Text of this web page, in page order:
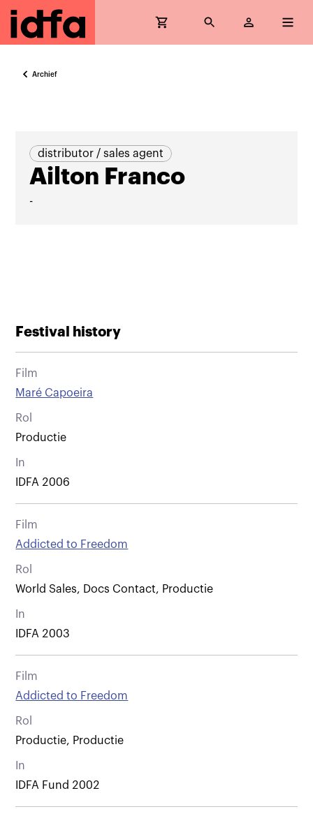
Archief
distributor / sales agent
Ailton Franco
-
Festival history
Film
Maré Capoeira
Rol
Productie
In
IDFA 2006
Film
Addicted to Freedom
Rol
World Sales, Docs Contact, Productie
In
IDFA 2003
Film
Addicted to Freedom
Rol
Productie, Productie
In
IDFA Fund 2002